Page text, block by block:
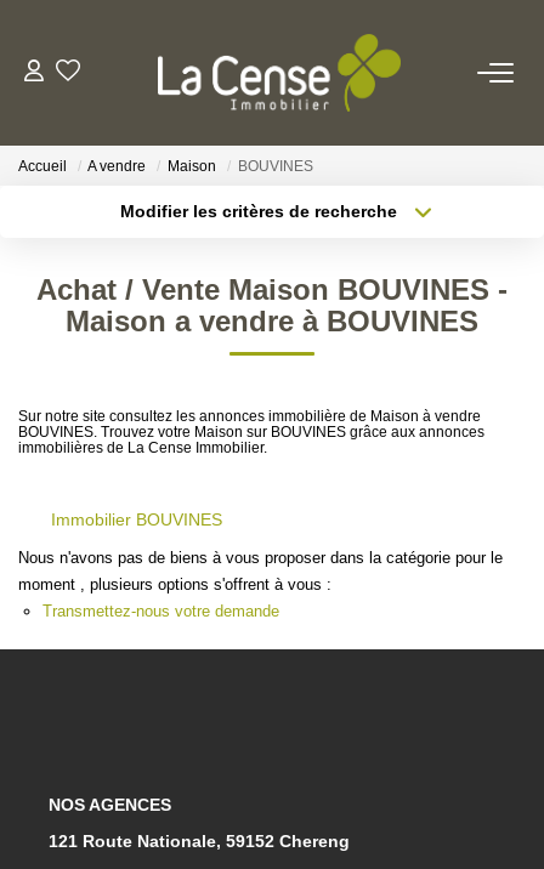
Notre Équipe
CONTACT
Accueil A vendre Maison BOUVINES
Modifier les critères de recherche
Sélectionnez...
Type de bien
Surface min
Plus de critères Créer une alerte
Achat / Vente Maison BOUVINES -
Maison a vendre à BOUVINES
Sur notre site consultez les annonces immobilière de Maison à vendre
BOUVINES. Trouvez votre Maison sur BOUVINES grâce aux annonces
immobilières de La Cense Immobilier.
Immobilier BOUVINES
Nous n'avons pas de biens à vous proposer dans la catégorie pour le
moment , plusieurs options s'offrent à vous :
Transmettez-nous votre demande
NOS AGENCES
121 Route Nationale, 59152 Chereng